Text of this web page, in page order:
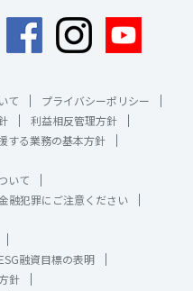
て
プライバシーポリシー
利益相反管理方針
する業務の基本方針
いて
融犯罪にご注意ください
ESG融資目標の表明
針